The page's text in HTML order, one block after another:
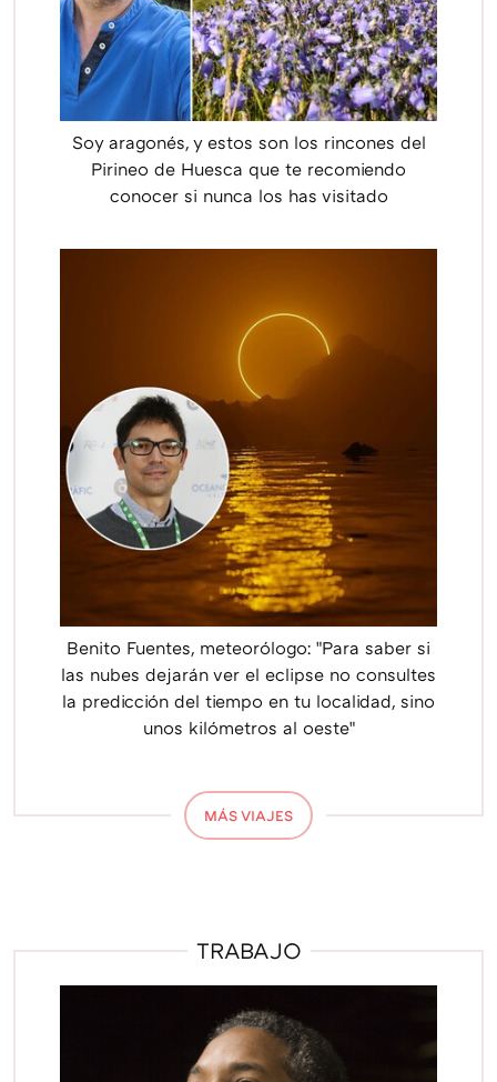
Soy aragonés, y estos son los rincones del
Pirineo de Huesca que te recomiendo
conocer si nunca los has visitado
Benito Fuentes, meteorólogo: "Para saber si
las nubes dejarán ver el eclipse no consultes
la predicción del tiempo en tu localidad, sino
unos kilómetros al oeste"
MÁS VIAJES
TRABAJO